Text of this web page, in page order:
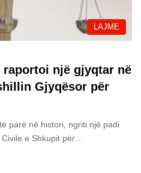
LAJME
raportoi një gjyqtar në
Gjyqësor për
parë në histori, ngriti një padi
e Shkupit për…